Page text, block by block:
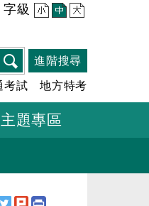
字級 小 中 大
進階搜尋
考試 地方特考
主題專區